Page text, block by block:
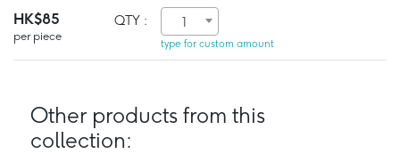
HK$85
per piece
QTY : 1
type for custom amount
Other products from this
collection: